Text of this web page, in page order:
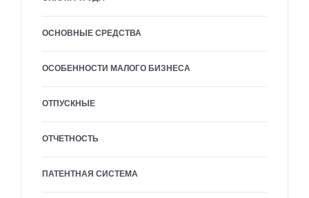
ОСНОВНЫЕ СРЕДСТВА
ОСОБЕННОСТИ МАЛОГО БИЗНЕСА
ОТПУСКНЫЕ
ОТЧЕТНОСТЬ
ПАТЕНТНАЯ СИСТЕМА